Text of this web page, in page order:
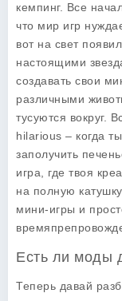
кемпинг. Все
что мир игр
вот на свет
настоящими
создавать свои
различными
тусуются вокруг.
hilarious – когда
заполучить
игра, где твоя
на полную
мини-игры и
Есть ли моды
Теперь давай